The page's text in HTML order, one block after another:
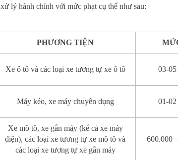
lý hành chính với mức phạt cụ thể như sau:
PHƯƠNG TIỆN
Xe ô tô và các loại xe tương tự xe ô tô 03-
Máy kéo, xe máy chuyên dụng 01-
Xe mô tô, xe gắn máy (kể cả xe máy
điện), các loại xe tương tự xe mô tô và
các loại xe tương tự xe gắn máy
600.000